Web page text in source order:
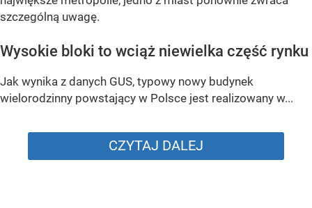
szczególną uwagę.
Wysokie bloki to wciąż niewielka część rynku
Jak wynika z danych GUS, typowy nowy budynek
wielorodzinny powstający w Polsce jest realizowany w...
CZYTAJ DALEJ